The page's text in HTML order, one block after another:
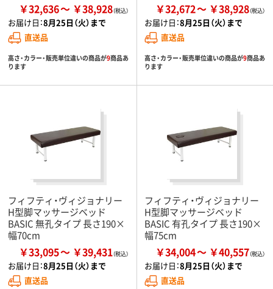
￥32,636 ￥38,928
お届け日：8月25日（火）まで
直送品
高さ・カラー・販売単位違いの商品が9商品あ
ります
￥32,672 ￥38,928
お届け日：8月25日（火）まで
直送品
高さ・カラー・販売単位違いの商品が9商品あ
ります
フィフティ・ヴィジョナリー
H型脚マッサージベッド
BASIC 無孔タイプ 長さ190×
幅70cm
￥33,095 ￥39,431
お届け日：8月25日（火）まで
直送品
フィフティ・ヴィジョナリー
H型脚マッサージベッド
BASIC 有孔タイプ 長さ190×
幅75cm
￥34,004 ￥40,557
お届け日：8月25日（火）まで
直送品